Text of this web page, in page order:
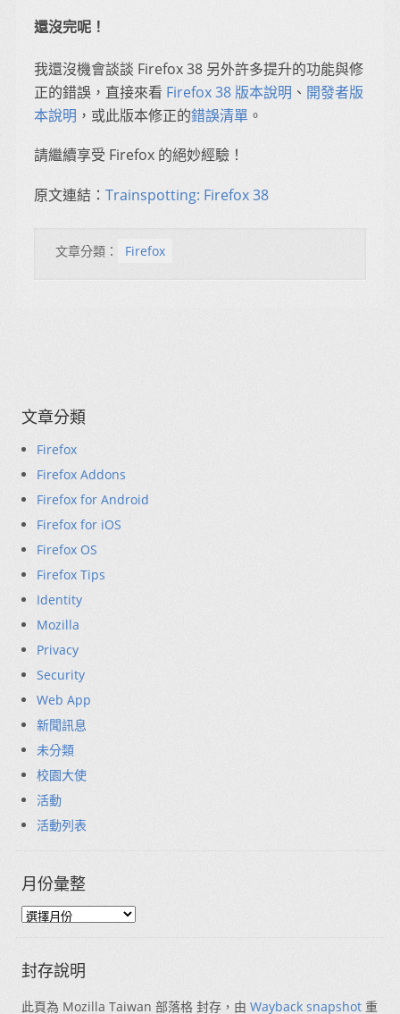
還沒完呢！
我還沒機會談談 Firefox 38 另外許多提升的功能與修
正的錯誤，直接來看 Firefox 38 版本說明 、 開發者版
本說明 ，或此版本修正的錯誤清單 。
請繼續享受 Firefox 的絕妙經驗！
原文連結： Trainspotting: Firefox 38
文章分類： Firefox
文章分類
Firefox
Firefox Addons
Firefox for Android
Firefox for iOS
Firefox OS
Firefox Tips
Identity
Mozilla
Privacy
Security
Web App
新聞訊息
未分類
校園大使
活動
活動列表
月份彙整
封存說明
此頁為 Mozilla Taiwan 部落格 封存，由 Wayback snapshot 重